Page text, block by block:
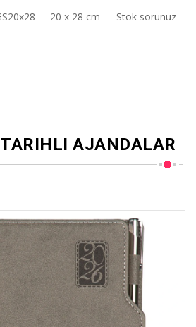
20 x 28 cm Stok sorunuz
AJANDALAR